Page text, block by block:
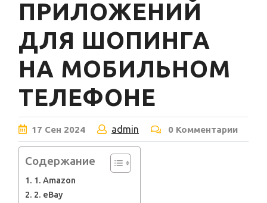
ПРИЛОЖЕНИЙ
ДЛЯ ШОПИНГА
НА МОБИЛЬНОМ
ТЕЛЕФОНЕ
17 Сен 2024 admin 0 Комментарии
Содержание
1. Amazon
2. eBay